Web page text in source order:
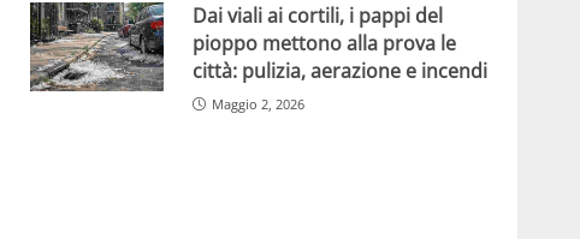
Dai viali ai cortili, i pappi del
pioppo mettono alla prova le
città: pulizia, aerazione e incendi
Maggio 2, 2026